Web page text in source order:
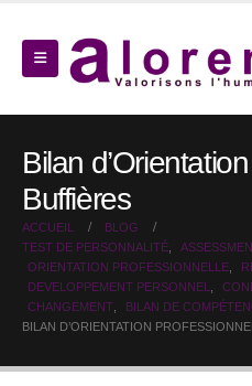
Bilan
Buffières
ACCUEIL
BLOG
TEST DE PERSONNALITÉ
ORIENTATION PROFESSIONNELLE
DEVELOPPEMENT PERSONNEL
CHANGEMENT
BILAN DE
BILAN D’ORIENTATION